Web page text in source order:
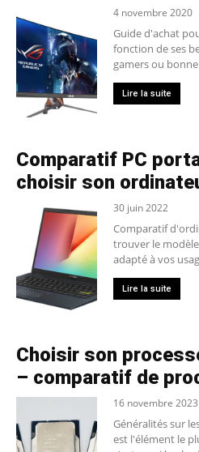
4 novembre 2020
Guide d'achat
fonction de ses
gamers ou
Lire la suite
Comparatif PC
choisir son
30 juin 2022
Comparatif
trouver le
adapté à vos
Lire la suite
Choisir son
– comparatif de
16 novembre 2023
Généralités sur
est l'élément le